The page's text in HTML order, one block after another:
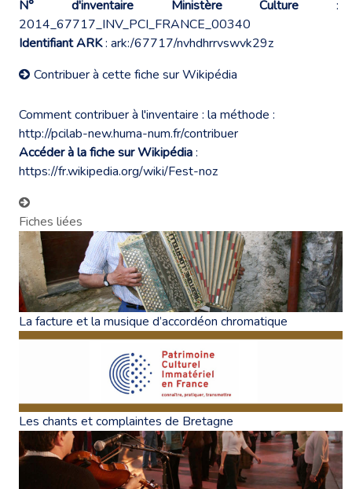
N° d'inventaire Ministère Culture :
2014_67717_INV_PCI_FRANCE_00340
Identifiant ARK: ark:/67717/nvhdhrrvswvk29z
Contribuer à cette fiche sur Wikipédia
Comment contribuer à l'inventaire : la méthode :
http://pcilab-new.huma-num.fr/contribuer
Accéder à la fiche sur Wikipédia:
https://fr.wikipedia.org/wiki/Fest-noz
Fiches liées
La facture et la musique d’accordéon chromatique
Les chants et complaintes de Bretagne